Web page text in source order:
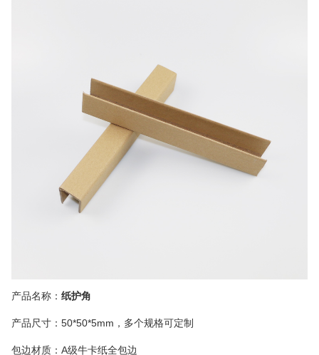
产品名称： 纸护角
产品尺寸：50*50*5mm，多个规格可定制
包边材质： A级牛卡纸全包边